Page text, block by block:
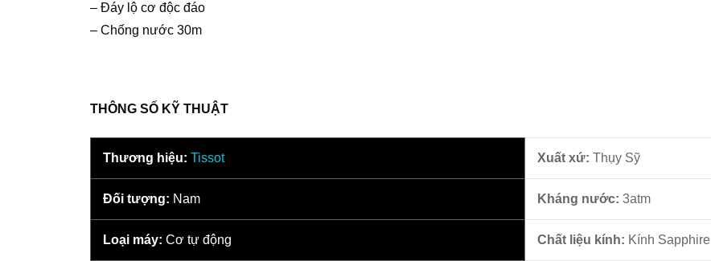
– Đáy lộ cơ độc đáo
– Chống nước 30m
THÔNG SỐ KỸ THUẬT
Thương hiệu: Tissot Xuất xứ: Thụy Sỹ
Đối tượng: Nam Kháng nước: 3atm
Loại máy: Cơ tự động Chất liệu kính: Kính Sapphire